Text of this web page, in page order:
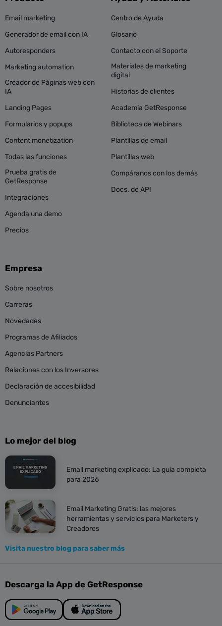
Email marketing
Generador de email con IA
Autoresponders
Marketing automation
Creador de Páginas web con
IA
Landing Pages
Formularios y popups
Content monetization
Todas las funciones
Prueba gratis de
GetResponse
Integraciones
Agenda una demo
Precios
Centro de Ayuda
Glosario
Contacto con el Soporte
Materiales de marketing
digital
Historias de clientes
Academia GetResponse
Biblioteca de Webinars
Plantillas de email
Plantillas web
Compáranos con los demás
Docs. de API
Empresa
Sobre nosotros
Carreras
Novedades
Programas de Afiliados
Agencias Partners
Relaciones con los Inversores
Declaración de accesibilidad
Denunciantes
Lo mejor del blog
Email marketing explicado: La guía completa
para 2026
Email Marketing Gratis: las mejores
herramientas y servicios para Marketers y
Creadores
Visita nuestro blog para saber más
Descarga la App de GetResponse